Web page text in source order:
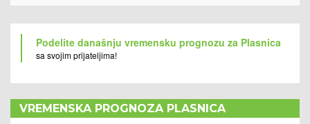
Podelite današnju vremensku prognozu za Plasnica
sa svojim prijateljima!
VREMENSKA PROGNOZA PLASNICA